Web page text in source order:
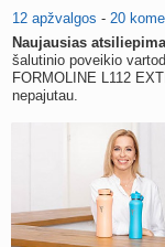
12 apžvalgos - 20
Naujausias
šalutinio poveikio
FORMOLINE L112
nepajutau.